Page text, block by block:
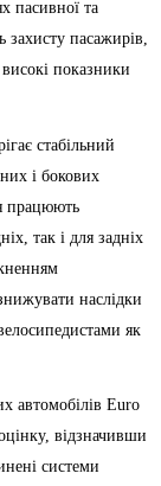
пасивної та
захисту пасажирів,
показники
стабільний
і бокових
працюють
так і для задніх
наслідки
як
автомобілів Euro
відзначивши
системи